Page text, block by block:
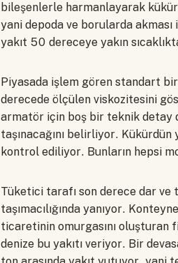
bileşenlerle harmanlayarak kükürt
yani depoda ve borularda akması
yakıt 50 dereceye yakın
Piyasada işlem gören standart
derecede ölçülen viskozitesini
armatör için boş bir teknik detay
taşınacağını belirliyor.
kontrol ediliyor. Bunların hepsi
Tüketici tarafı son derece dar
taşımacılığında yanıyor.
ticaretinin omurgasını oluşturan
denize bu yakıtı veriyor. Bir